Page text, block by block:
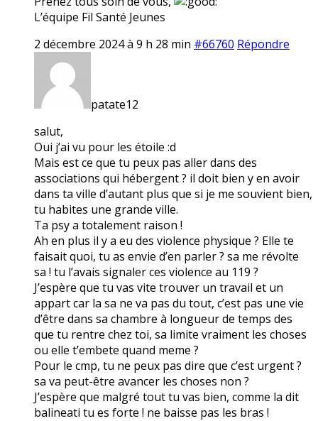
L’équipe Fil Santé Jeunes
2 décembre 2024 à 9 h 28 min #66760 Répondre
patate12
salut,
Oui j’ai vu pour les étoile :d
Mais est ce que tu peux pas aller dans des
associations qui hébergent ? il doit bien y en avoir
dans ta ville d’autant plus que si je me souvient bien,
tu habites une grande ville.
Ta psy a totalement raison !
Ah en plus il y a eu des violence physique ? Elle te
faisait quoi, tu as envie d’en parler ? sa me révolte
sa ! tu l’avais signaler ces violence au 119 ?
J’espère que tu vas vite trouver un travail et un
appart car la sa ne va pas du tout, c’est pas une vie
d’être dans sa chambre à longueur de temps des
que tu rentre chez toi, sa limite vraiment les choses
ou elle t’embete quand meme ?
Pour le cmp, tu ne peux pas dire que c’est urgent ?
sa va peut-être avancer les choses non ?
J’espère que malgré tout tu vas bien, comme la dit
balineati tu es forte ! ne baisse pas les bras !